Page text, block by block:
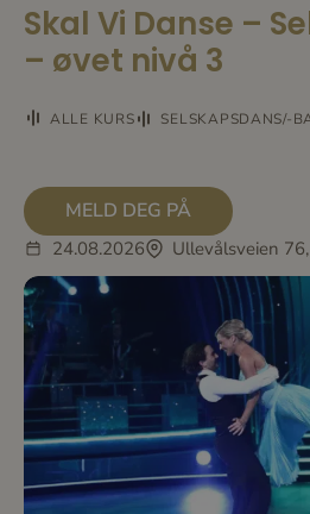
Skal Vi Danse –
– øvet nivå 3
ALLE KURS SELSKAPSDANS/-
MELD DEG PÅ
24.08.2026 Ullevålsveien